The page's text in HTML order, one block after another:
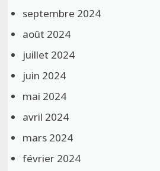
septembre 2024
août 2024
juillet 2024
juin 2024
mai 2024
avril 2024
mars 2024
février 2024